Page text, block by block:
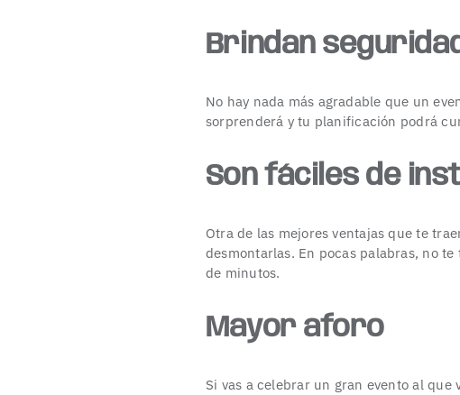
Brindan
No hay nada más agradable que un
sorprenderá y tu planificación podrá
Son fáciles de
Otra de las mejores ventajas que te
desmontarlas. En pocas palabras, no
de minutos.
Mayor aforo
Si vas a celebrar un gran evento al que